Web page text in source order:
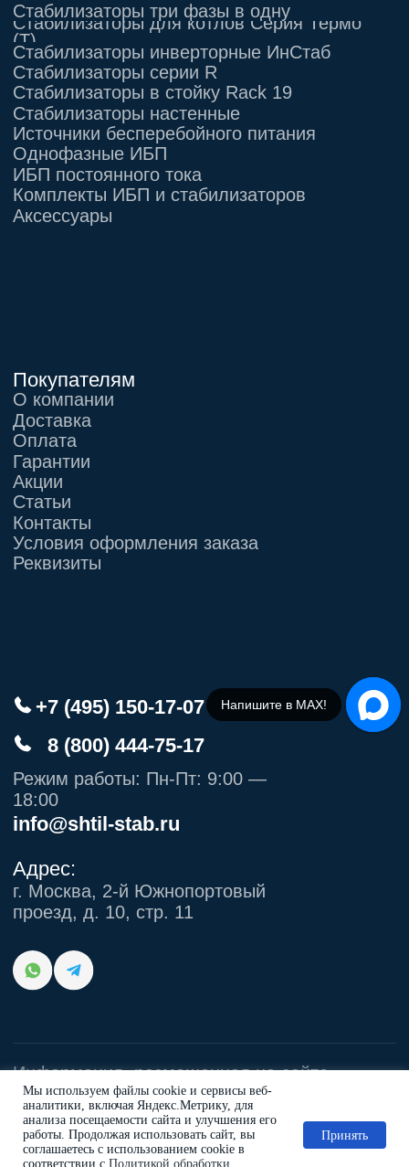
Мы используем файлы cookie и сервисы веб-
аналитики, включая Яндекс.Метрику, для
анализа посещаемости сайта и улучшения его
работы. Продолжая использовать сайт, вы
соглашаетесь с использованием cookie в
соответствии с Политикой обработки
Принять
Напишите в МАХ!